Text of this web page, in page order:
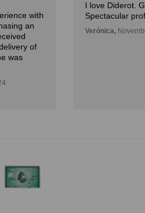
with
an
of
was
I love Diderot.
Spectacular
Verónica,